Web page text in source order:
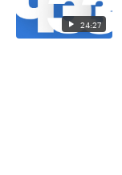
24:27